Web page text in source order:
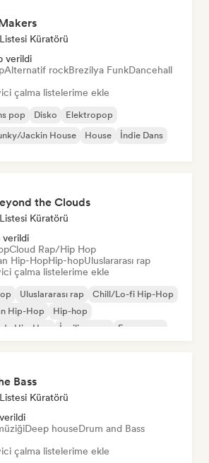
Küratörü
verildi
Alternatif rockBrezilya FunkDancehall
çalma listelerime ekle
pop Disko
Elektropop
Jackin House House İndie Dans
the Clouds
Küratörü
verildi
Cloud Rap/Hip Hop
Hip-HopHip-hopUluslararası rap
çalma listelerime ekle
Uluslararası rap
Chill/Lo-fi Hip-Hop
Hip-Hop
Hip-hop
Hip-Hop
İngilizce rap Fransız rap
Bass
Küratörü
Deep houseDrum and Bass
çalma listelerime ekle